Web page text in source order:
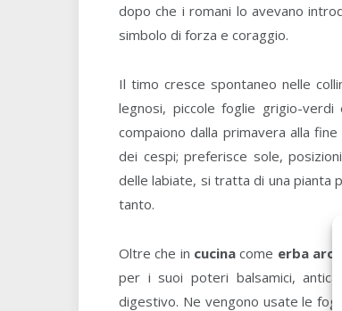
dopo che i romani lo avevano
simbolo di forza e coraggio.
Il timo cresce spontaneo nelle
legnosi, piccole foglie grigio-
compaiono dalla primavera alla
dei cespi; preferisce sole,
delle labiate, si tratta di una pianta
tanto.
Oltre che in cucina come erba
per i suoi poteri balsamici,
digestivo. Ne vengono usate le